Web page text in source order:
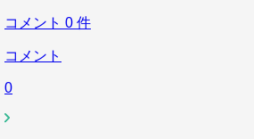
コメント 0 件
コメント
0